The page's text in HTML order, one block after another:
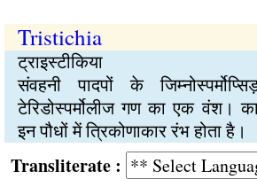
Tristichia
ट्राइस्टीकिया
संवहनी पादपों के
टेरिडोस्पर्मोलीज गण का एक वंश।
इन पौधों में त्रिकोणाकार रंभ होता है।
: